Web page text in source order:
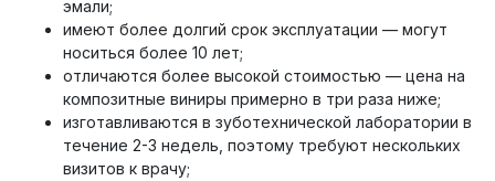
эмали;
имеют более долгий срок эксплуатации — могут
носиться более 10 лет;
отличаются более высокой стоимостью — цена на
композитные виниры примерно в три раза ниже;
изготавливаются в зуботехнической лаборатории в
течение 2-3 недель, поэтому требуют нескольких
визитов к врачу;